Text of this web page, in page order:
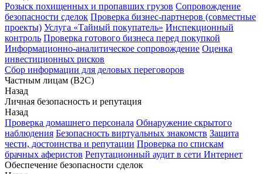
Розыск похищенных и пропавших грузов Сопровождение
безопасности сделок Проверка бизнес-партнеров (совместные
проекты) Услуга «Тайный покупатель» Инспекционный
контроль Проверка готового бизнеса перед покупкой
Информационно-аналитическое сопровождение Оценка
инвестиционных рисков
Сбор информации для деловых переговоров
Частным лицам (B2C)
Назад
Личная безопасность и репутация
Назад
Проверка домашнего персонала Обнаружение скрытого
наблюдения Безопасность виртуальных знакомств Защита
чести, достоинства и репутации Проверка по спискам
брачных аферистов Репутационный аудит в сети Интернет
Обеспечение безопасности сделок